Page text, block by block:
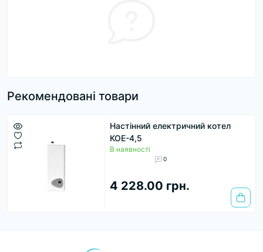
Рекомендовані товари
Настінний електричний котел
КОЕ-4,5
В наявності
0
4 228.00 грн.